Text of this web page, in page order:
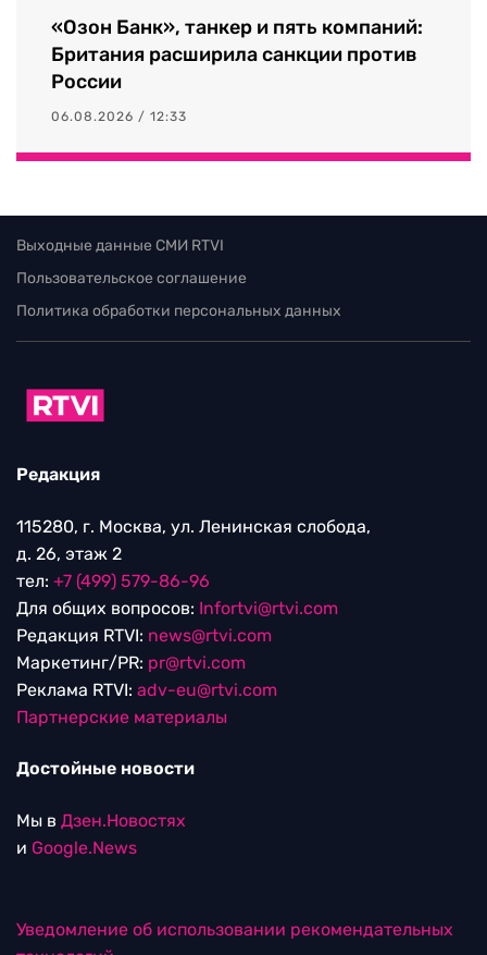
«Озон Банк», танкер и пять компаний:
Британия расширила санкции против
России
06.08.2026 / 12:33
Выходные данные СМИ RTVI
Пользовательское соглашение
Политика обработки персональных данных
Редакция
115280, г. Москва, ул. Ленинская слобода,
д. 26, этаж 2
тел: +7 (499) 579-86-96
Для общих вопросов: Infortvi@rtvi.com
Редакция RTVI: news@rtvi.com
Маркетинг/PR: pr@rtvi.com
Реклама RTVI: adv-eu@rtvi.com
Партнерские материалы
Достойные новости
Мы в Дзен.Новостях
и Google.News
Уведомление об использовании рекомендательных